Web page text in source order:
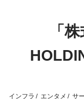
サテライトオフ
ABW
SDGs
上場企業
「
インフラ エンタメ サ